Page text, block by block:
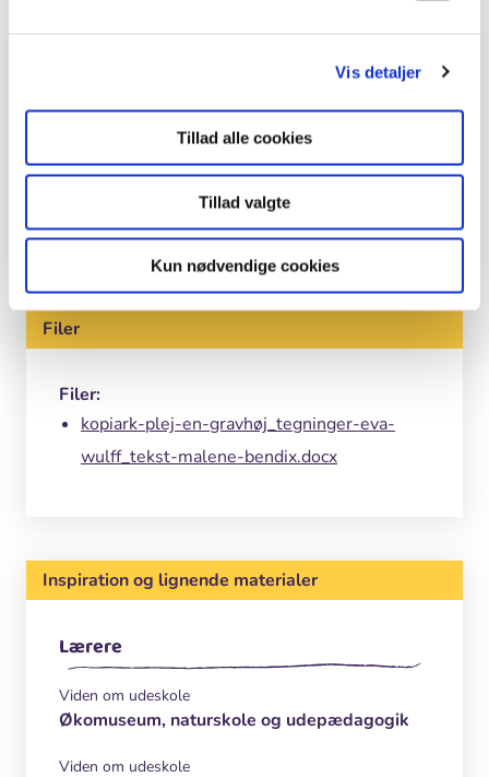
Vis detaljer
Tillad alle cookies
Tillad valgte
Kun nødvendige cookies
Tekst
Malene Bendix.
Tegninger
Filer
Filer:
kopiark-plej-en-gravhøj_tegninger-eva-
wulff_tekst-malene-bendix.docx
Inspiration og lignende materialer
Lærere
Viden om udeskole
Økomuseum, naturskole og udepædagogik
Viden om udeskole